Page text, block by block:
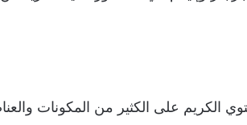
الكريم على الكثير من المكونات